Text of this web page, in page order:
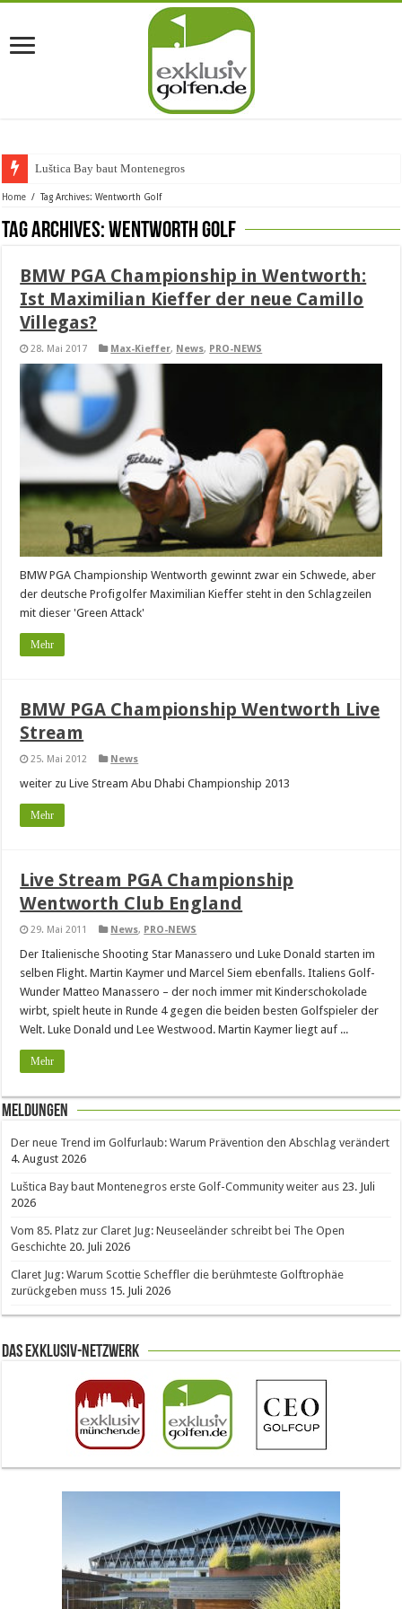
Luštica Bay baut Montenegros erste
Home / Tag Archives: Wentworth Golf
Tag Archives:Wentworth Golf
BMW PGA Championship in Wentworth:
Ist Maximilian Kieffer der neue Camillo
Villegas?
28. Mai 2017 Max-Kieffer, News, PRO-NEWS
BMW PGA Championship Wentworth gewinnt zwar ein Schwede, aber
der deutsche Profigolfer Maximilian Kieffer steht in den Schlagzeilen
mit dieser 'Green Attack'
Mehr
BMW PGA Championship Wentworth Live
Stream
25. Mai 2012 News
weiter zu Live Stream Abu Dhabi Championship 2013
Mehr
Live Stream PGA Championship
Wentworth Club England
29. Mai 2011 News, PRO-NEWS
Der Italienische Shooting Star Manassero und Luke Donald starten im
selben Flight. Martin Kaymer und Marcel Siem ebenfalls. Italiens Golf-
Wunder Matteo Manassero – der noch immer mit Kinderschokolade
wirbt, spielt heute in Runde 4 gegen die beiden besten Golfspieler der
Welt. Luke Donald und Lee Westwood. Martin Kaymer liegt auf ...
Mehr
Meldungen
Der neue Trend im Golfurlaub: Warum Prävention den Abschlag verändert
4. August 2026
Luštica Bay baut Montenegros erste Golf-Community weiter aus 23. Juli
2026
Vom 85. Platz zur Claret Jug: Neuseeländer schreibt bei The Open
Geschichte 20. Juli 2026
Claret Jug: Warum Scottie Scheffler die berühmteste Golftrophäe
zurückgeben muss 15. Juli 2026
Das Exklusiv-Netzwerk